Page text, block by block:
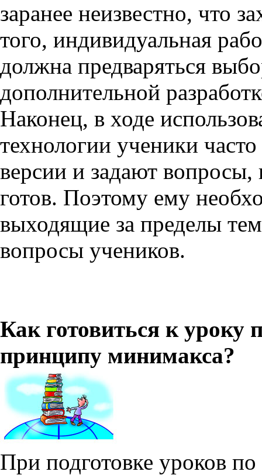
заранее неизвестно, что
того, индивидуальная
должна предваряться
дополнительной
Наконец, в ходе
технологии ученики
версии и задают
готов. Поэтому ему
выходящие за пределы
вопросы учеников.
Как готовиться к уроку
принципу минимакса?
При подготовке уроков